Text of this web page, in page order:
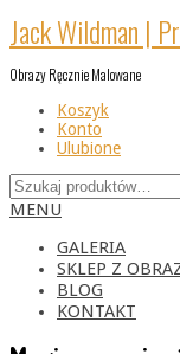
Skip
to
Jack Wildman |
Obrazy Ręcznie Malowane
Koszyk
Konto
Ulubione
Szukaj:
Primary
Menu
MENU
GALERIA
SKLEP Z
BLOG
KONTAKT